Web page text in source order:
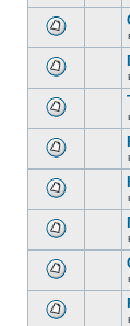
новых
сообщений.
новых
сообщений.
новых
сообщений.
новых
сообщений.
новых
сообщений.
новых
сообщений.
новых
сообщений.
новых
сообщений.